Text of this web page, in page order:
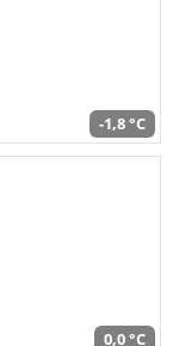
-1,8 °C
0,0 °C